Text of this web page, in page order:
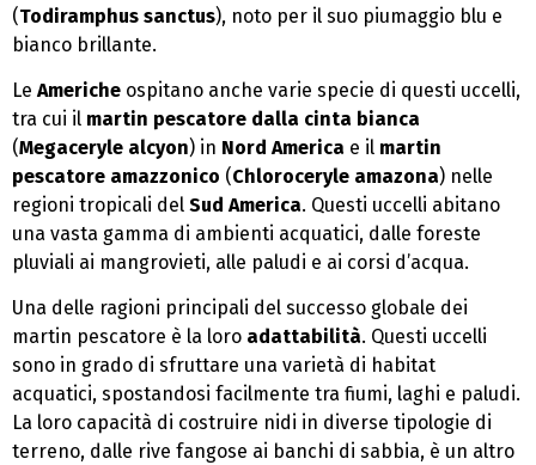
(Todiramphus sanctus), noto per il suo piumaggio blu e
bianco brillante.
Le Americhe ospitano anche varie specie di questi uccelli,
tra cui il martin pescatore dalla cinta bianca
(Megaceryle alcyon) in Nord America e il martin
pescatore amazzonico (Chloroceryle amazona) nelle
regioni tropicali del Sud America. Questi uccelli abitano
una vasta gamma di ambienti acquatici, dalle foreste
pluviali ai mangrovieti, alle paludi e ai corsi d’acqua.
Una delle ragioni principali del successo globale dei
martin pescatore è la loro adattabilità. Questi uccelli
sono in grado di sfruttare una varietà di habitat
acquatici, spostandosi facilmente tra fiumi, laghi e paludi.
La loro capacità di costruire nidi in diverse tipologie di
terreno, dalle rive fangose ai banchi di sabbia, è un altro